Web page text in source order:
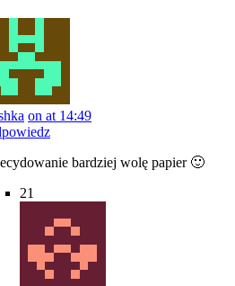
on at 14:49
bardziej wolę papier 🙂
21